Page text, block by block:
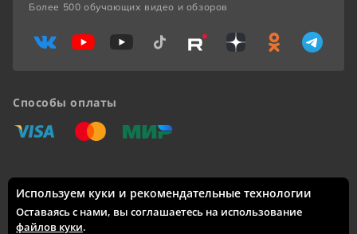
Доставка по России: Москва, Санкт-Петербург, Новосибирск,
Екатеринбург, Казань, Нижний Новгород, Челябинск,
Красноярск, Самара, Уфа, Ростов-на-Дону, Омск, Краснодар,
Воронеж, Волгоград, Пермь и другие города.
Способы оплаты
«Виза» «Мастеркард»
«Мир»
Более 500 обучающих видео и обзоров
Используем куки и рекомендательные технологии
Оставаясь с нами, вы соглашаетесь на использование
файлов куки.